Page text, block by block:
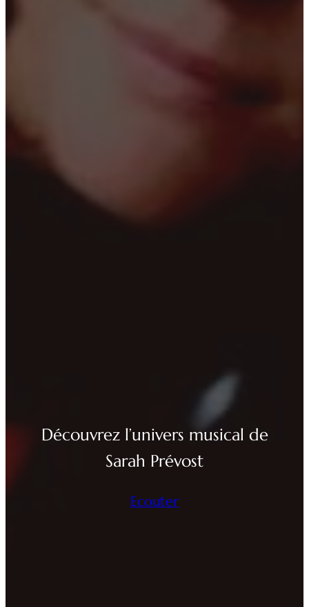
Découvrez l’univers musical de
Sarah Prévost
Ecouter